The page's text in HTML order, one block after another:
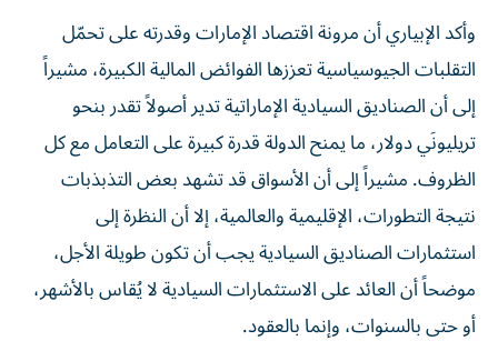
وأكد الإبياري أن مرونة اقتصاد الإمارات وقدرته على تحمّل
التقلبات الجيوسياسية تعززها الفوائض المالية الكبيرة، مشيراً
إلى أن الصناديق السيادية الإماراتية تدير أصولاً تقدر بنحو
تريليونَي دولار، ما يمنح الدولة قدرة كبيرة على التعامل مع كل
الظروف. مشيراً إلى أن الأسواق قد تشهد بعض التذبذبات
نتيجة التطورات، الإقليمية والعالمية، إلا أن النظرة إلى
استثمارات الصناديق السيادية يجب أن تكون طويلة الأجل،
موضحاً أن العائد على الاستثمارات السيادية لا يُقاس بالأشهر،
أو حتى بالسنوات، وإنما بالعقود.